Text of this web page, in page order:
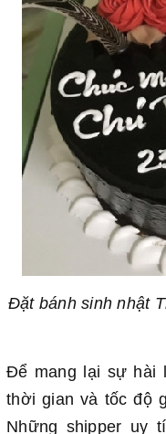
Đặt bánh sinh nhật
Để mang lại sự hài
thời gian và tốc độ
Những shipper uy